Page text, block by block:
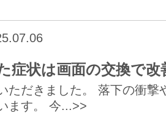
症状は画面の交換で改
ただきました。 落下の衝撃
ます。 今...>>